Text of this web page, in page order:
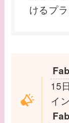
けるプ
15
イン